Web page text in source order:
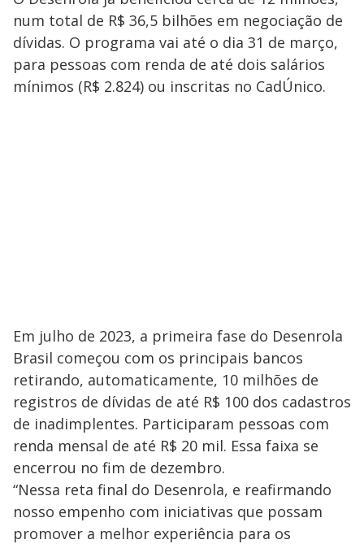
num total de R$ 36,5 bilhões em negociação de
dívidas. O programa vai até o dia 31 de março,
para pessoas com renda de até dois salários
mínimos (R$ 2.824) ou inscritas no CadÚnico.
Em julho de 2023, a primeira fase do Desenrola
Brasil começou com os principais bancos
retirando, automaticamente, 10 milhões de
registros de dívidas de até R$ 100 dos cadastros
de inadimplentes. Participaram pessoas com
renda mensal de até R$ 20 mil. Essa faixa se
encerrou no fim de dezembro.
“Nessa reta final do Desenrola, e reafirmando
nosso empenho com iniciativas que possam
promover a melhor experiência para os